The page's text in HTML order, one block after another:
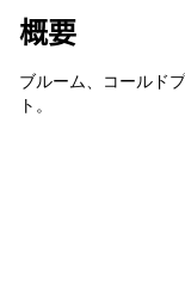
概要
ブルーム、コールド
ト。